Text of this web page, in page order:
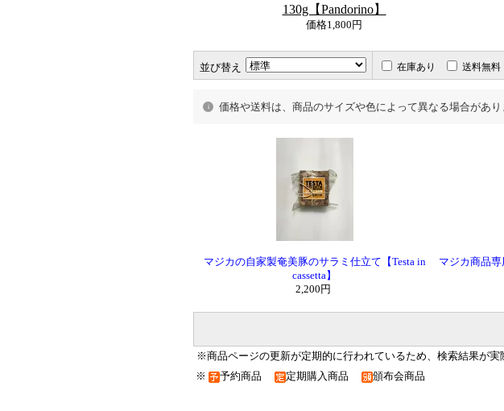
130g【Pandorino】
価格1,800円
並び替え 在庫あり 送料無料
価格や送料は、商品のサイズや色によって異なる場合があり
マジカの自家製奄美豚のサラミ仕立て【Testa in
cassetta】
2,200円
マジカ商品
※商品ページの更新が定期的に行われているため、検索結果が
※ 予約商品 定期購入商品 頒布会商品